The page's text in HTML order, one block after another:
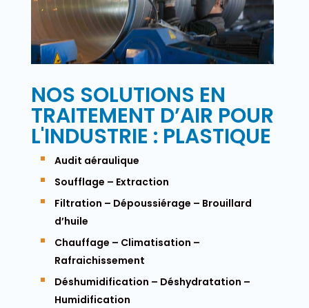
NOS SOLUTIONS EN
TRAITEMENT D’AIR POUR
L'INDUSTRIE : PLASTIQUE
Audit aéraulique
Soufflage – Extraction
Filtration – Dépoussiérage – Brouillard
d’huile
Chauffage – Climatisation –
Rafraichissement
Déshumidification – Déshydratation –
Humidification